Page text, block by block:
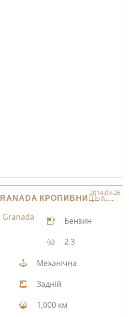
ПРОДАЖ FORD-GRANADA КРОПИВНИЦЬКИЙ
2014-03-26
Бензин
2.3
Механічна
Задній
1,000 км